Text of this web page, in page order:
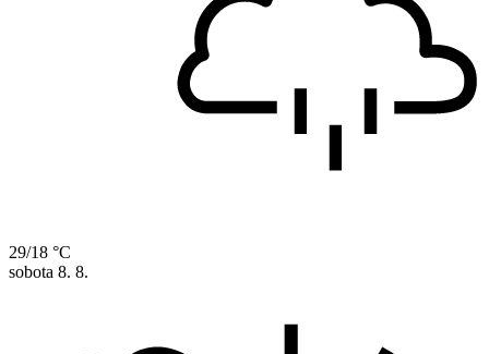
29/18 °C
sobota 8. 8.